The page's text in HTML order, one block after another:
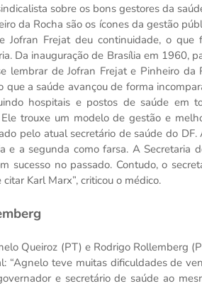
sobre os bons gestores da
da Rocha são os ícones da gestão
Jofran Frejat deu continuidade, o
Da inauguração de Brasília em 1960,
lembrar de Jofran Frejat e Pinheiro da
que a saúde avançou de forma
hospitais e postos de saúde
trouxe um modelo de gestão e
pelo atual secretário de saúde do
e a segunda como farsa. A Secretaria
sucesso no passado. Contudo, o
Karl Marx”, criticou o médico.
Queiroz (PT) e Rodrigo Rollemberg
“Agnelo teve muitas dificuldades de
e secretário de saúde ao